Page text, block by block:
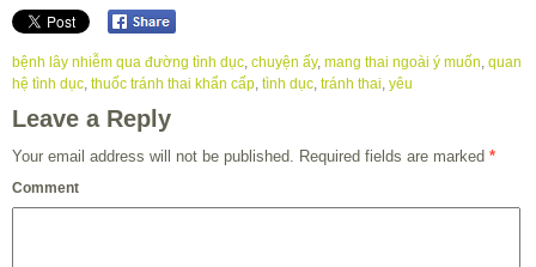
bệnh lây nhiễm qua đường tình dục, chuyện ấy, mang thai ngoài ý muốn, quan
hệ tình dục, thuốc tránh thai khẩn cấp, tình dục, tránh thai, yêu
Leave a Reply
Your email address will not be published. Required fields are marked *
Comment